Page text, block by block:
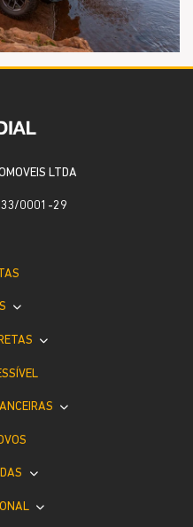
LTDA
0001-29